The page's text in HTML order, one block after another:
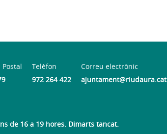
Postal
Telèfon
972 264 422
Correu electrònic
ajuntament@riudaura.cat
de 16 a 19 hores. Dimarts tancat.